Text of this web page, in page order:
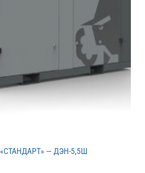
— ДЭН-5,5Ш